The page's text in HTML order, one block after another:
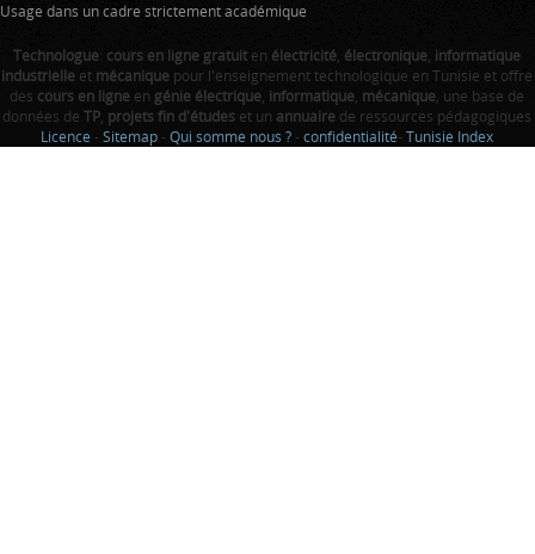
Usage dans un cadre strictement académique
Technologue: cours en ligne gratuiten électricité électronique informatique
industrielle et mécanique pour l'enseignement technologique en Tunisie et offre
des cours en ligne en génie électrique informatique mécanique , une base de
données deTP projets fin d'études et un annuaire de ressources pédagogiques
Licence -Sitemap -Qui somme nous ? -confidentialité-Tunisie Index